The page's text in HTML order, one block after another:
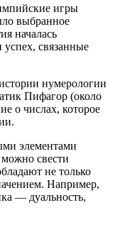
игры
выбранное
началась
успех, связанные
нумерологии
Пифагор (около
о числах, которое
элементами
свести
не только
Например,
— дуальность,